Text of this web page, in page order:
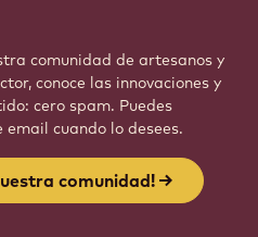
comunidad de artesanos y
conoce las innovaciones y
cero spam. Puedes
cuando lo desees.
comunidad!